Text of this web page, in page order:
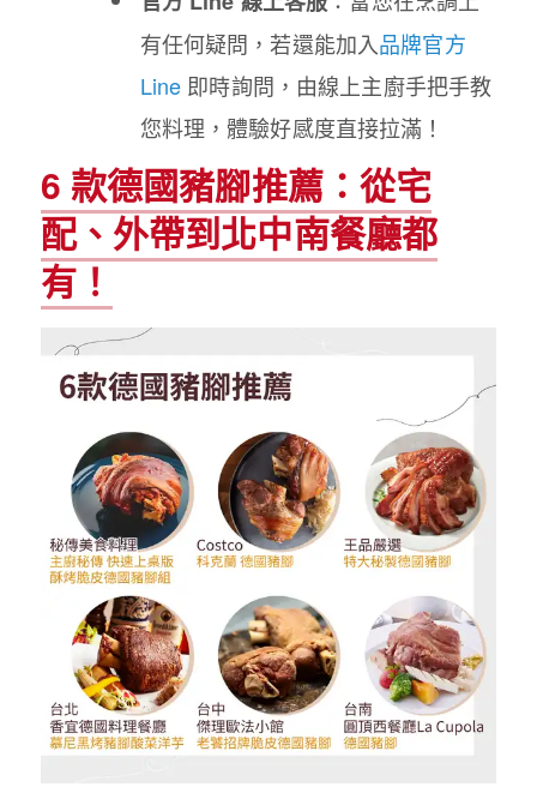
有任何疑問，若還能加入品牌官方
Line 即時詢問，由線上主廚手把手教
您料理，體驗好感度直接拉滿！
6 款德國豬腳推薦：從宅
配、外帶到北中南餐廳都
有！